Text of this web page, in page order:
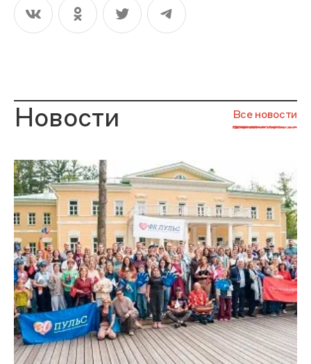
Новости Все новости